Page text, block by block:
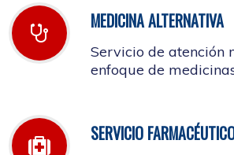
MEDICINA ALTERNATIVA
Servicio de atención
enfoque de
SERVICIO